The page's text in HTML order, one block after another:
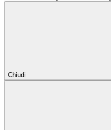
Chiudi